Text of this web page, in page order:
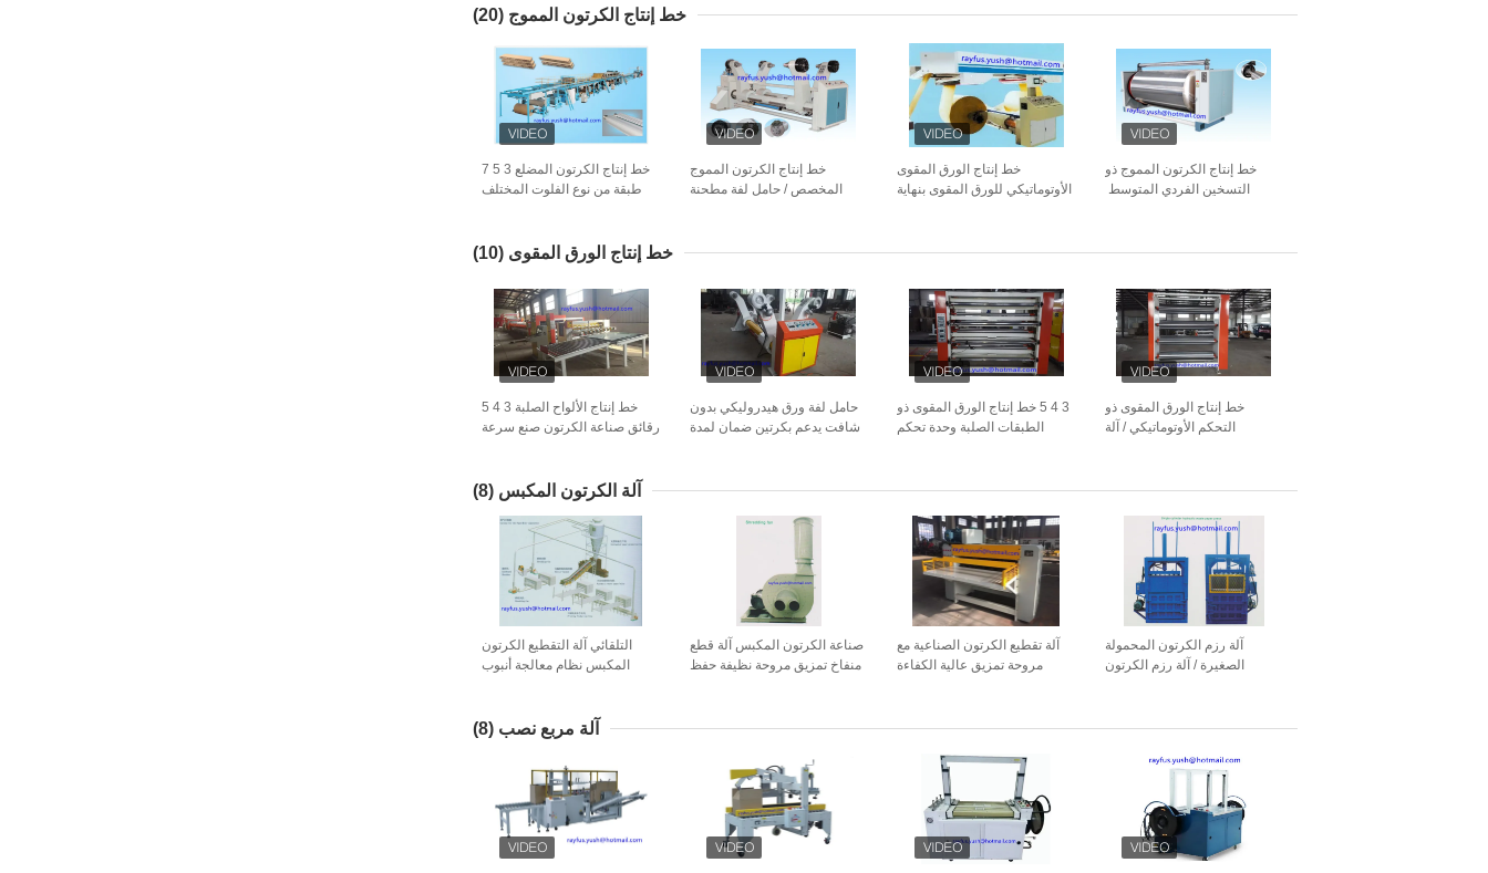
خط إنتاج الكرتون المموج (20)
خط إنتاج الكرتون المضلع 3 5 7
طبقة من نوع الفلوت المختلف
خط إنتاج الكرتون المموج
المخصص / حامل لفة مطحنة
خط إنتاج الورق المقوى
الأوتوماتيكي للورق المقوى بنهاية
خط إنتاج الكرتون المموج ذو
التسخين الفردي المتوسط ​​
خط إنتاج الورق المقوى (10)
خط إنتاج الألواح الصلبة 3 4 5
رقائق صناعة الكرتون صنع سرعة
حامل لفة ورق هيدروليكي بدون
شافت يدعم بكرتين ضمان لمدة
3 4 5 خط إنتاج الورق المقوى ذو
الطبقات الصلبة وحدة تحكم
خط إنتاج الورق المقوى ذو
التحكم الأوتوماتيكي / آلة
آلة الكرتون المكبس (8)
التلقائي آلة التقطيع الكرتون
المكبس نظام معالجة أنبوب
صناعة الكرتون المكبس آلة قطع
منفاخ تمزيق مروحة نظيفة حفظ
آلة تقطيع الكرتون الصناعية مع
مروحة تمزيق عالية الكفاءة
آلة رزم الكرتون المحمولة
الصغيرة / آلة رزم الكرتون
آلة مربع نصب (8)